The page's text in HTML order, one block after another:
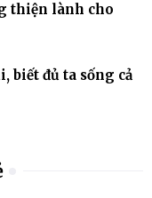
thiện lành cho
biết đủ ta sống cả